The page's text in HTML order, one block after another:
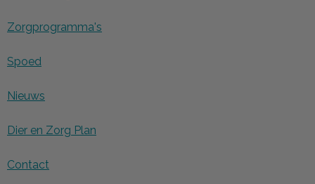
Zorgprogramma's
Spoed
Nieuws
Dier en Zorg Plan
Contact